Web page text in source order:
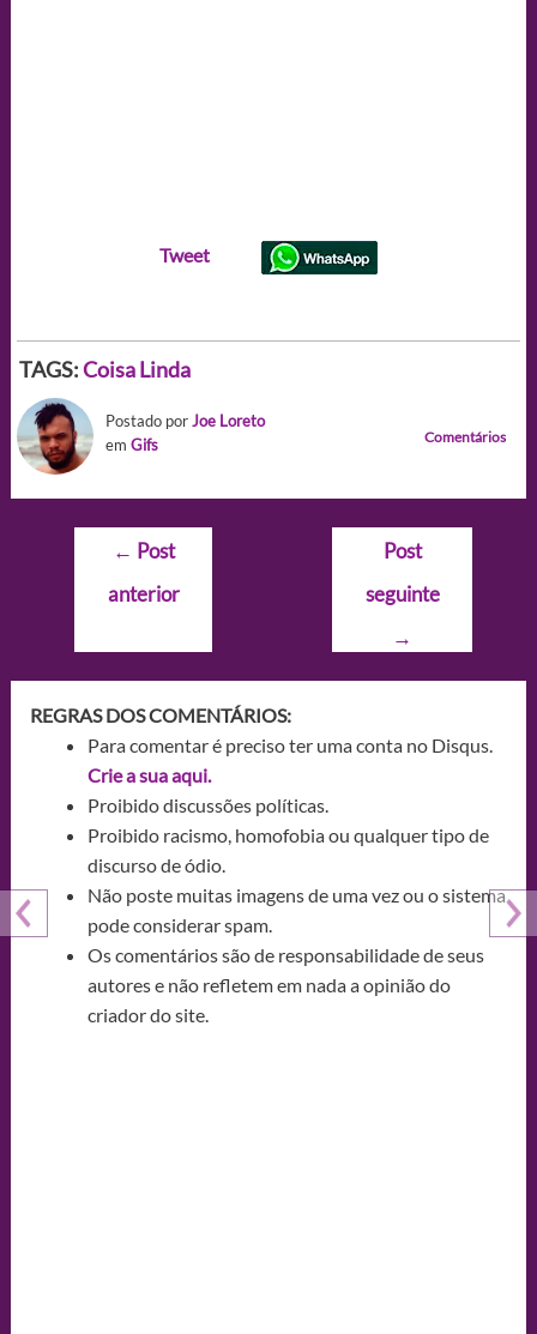
Tweet
TAGS:Coisa Linda
Postado porJoe Loreto
em Gifs Comentários
Navegação
Post
← Post
anterior
Post
seguinte
→
REGRAS DOS COMENTÁRIOS:
Para comentar é preciso ter uma conta no Disqus.
Crie a sua aqui.
Proibido discussões políticas.
Proibido racismo, homofobia ou qualquer tipo de
discurso de ódio.
Não poste muitas imagens de uma vez ou o sistema
pode considerar spam.
Os comentários são de responsabilidade de seus
autores e não refletem em nada a opinião do
criador do site.